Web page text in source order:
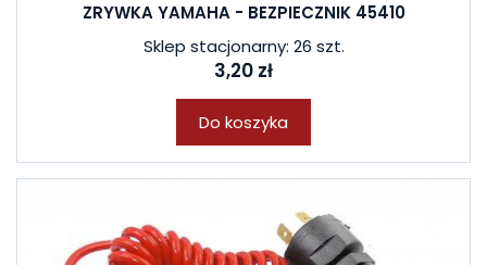
ZRYWKA YAMAHA - BEZPIECZNIK 45410
Sklep stacjonarny: 26 szt.
3,20 zł
Do koszyka